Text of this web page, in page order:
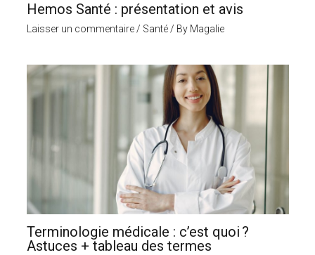
Hemos Santé : présentation et avis
Laisser un commentaire / Santé/ By Magalie
Terminologie médicale : c’est quoi ?
Astuces + tableau des termes